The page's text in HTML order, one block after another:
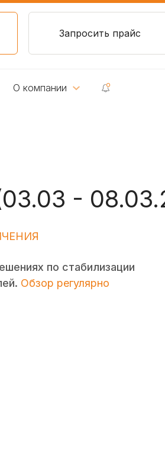
Запросить прайс
О компании
-
по стабилизации
Обзор регулярно